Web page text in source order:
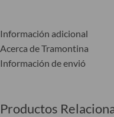
Información adicional
Acerca de Tramontina
Información de envió
Productos